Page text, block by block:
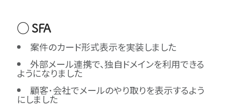
◯ SFA
案件のカード形式表示を実装しました
外部メール連携で、独自ドメインを利用できる
ようになりました
顧客･会社でメールのやり取りを表示するよう
にしました